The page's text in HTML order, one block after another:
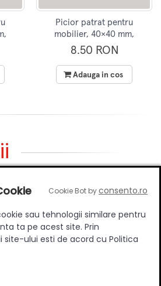
Picior patrat pentru
mobilier, 40×40 mm,
inaltime H100 mm, finisaj
8.50 RON
Adauga in cos
100 mm
Aluminiu
Alb
Cookie Bot byconsento.ro
sau tehnologii similare pentru
ta pe acest site. Prin
ului esti de acord cu Politica